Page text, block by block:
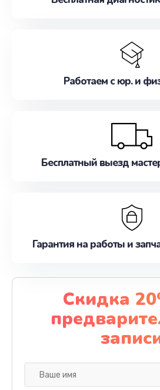
Работаем с юр. и
Бесплатный выезд
Гарантия на работы и
Скидка